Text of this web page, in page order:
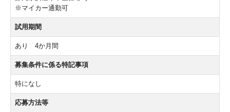
※マイカー通勤可
試用期間
あり 4か月間
募集条件に係る特記事項
特になし
応募方法等